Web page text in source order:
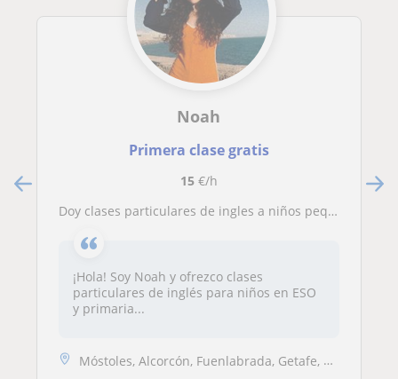
Noah
Primera clase gratis
15€/h
doy clases particulares de ingles a niños pequeños
¡Hola! Soy Noah y ofrezco clases
particulares de inglés para niños en ESO
y primaria...
Móstoles, Alcorcón, Fuenlabrada, Getafe, Navalcarnero, Parla